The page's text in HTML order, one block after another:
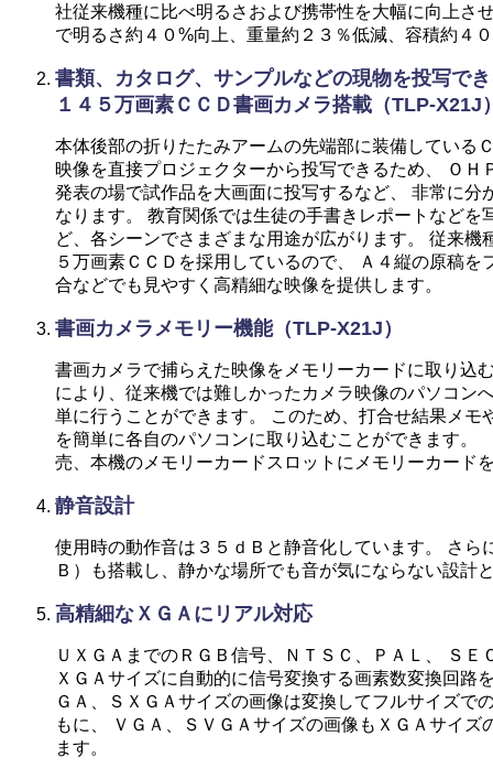
社従来機種に比べ明るさおよび携帯性を大幅に向上さ
で明るさ約４０%向上、重量約２３％低減、容積約４
書類、カタログ、サンプルなどの現物を投写で
１４５万画素ＣＣＤ書画カメラ搭載（TLP-X21J
本体後部の折りたたみアームの先端部に装備している
映像を直接プロジェクターから投写できるため、 ＯＨ
発表の場で試作品を大画面に投写するなど、 非常に分
なります。 教育関係では生徒の手書きレポートなどを
ど、各シーンでさまざまな用途が広がります。 従来機
５万画素ＣＣＤを採用しているので、 Ａ４縦の原稿を
合などでも見やすく高精細な映像を提供します。
書画カメラメモリー機能（TLP-X21J）
書画カメラで捕らえた映像をメモリーカードに取り込
により、従来機では難しかったカメラ映像のパソコン
単に行うことができます。 このため、打合せ結果メモ
を簡単に各自のパソコンに取り込むことができます。
売、本機のメモリーカードスロットにメモリーカード
静音設計
使用時の動作音は３５ｄＢと静音化しています。 さら
Ｂ）も搭載し、静かな場所でも音が気にならない設計
高精細なＸＧＡにリアル対応
ＵＸＧＡまでのＲＧＢ信号、ＮＴＳＣ、ＰＡＬ、 ＳＥ
ＸＧＡサイズに自動的に信号変換する画素数変換回路
ＧＡ、ＳＸＧＡサイズの画像は変換してフルサイズで
もに、 ＶＧＡ、ＳＶＧＡサイズの画像もＸＧＡサイズ
ます。